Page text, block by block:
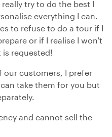
try to do the best I
everything I can.
to refuse to do a tour if I
or if I realise I won't
requested!
our customers, I prefer
take them for you but
and cannot sell the